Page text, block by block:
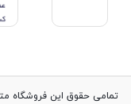
تمامی حقوق این فروشگاه